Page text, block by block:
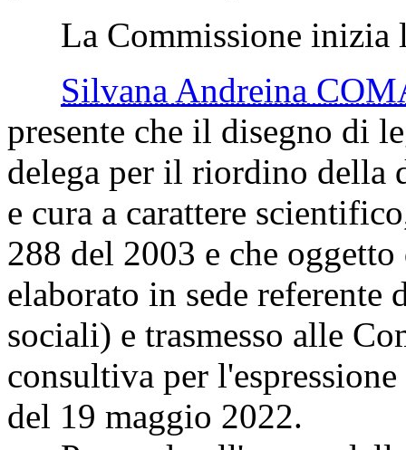
La Commissione inizia
Silvana Andreina
presente che il disegno di
delega per il riordino
e cura a carattere
288 del 2003 e che oggetto
elaborato in sede
sociali) e trasmesso alle
consultiva per
del 19 maggio 2022.